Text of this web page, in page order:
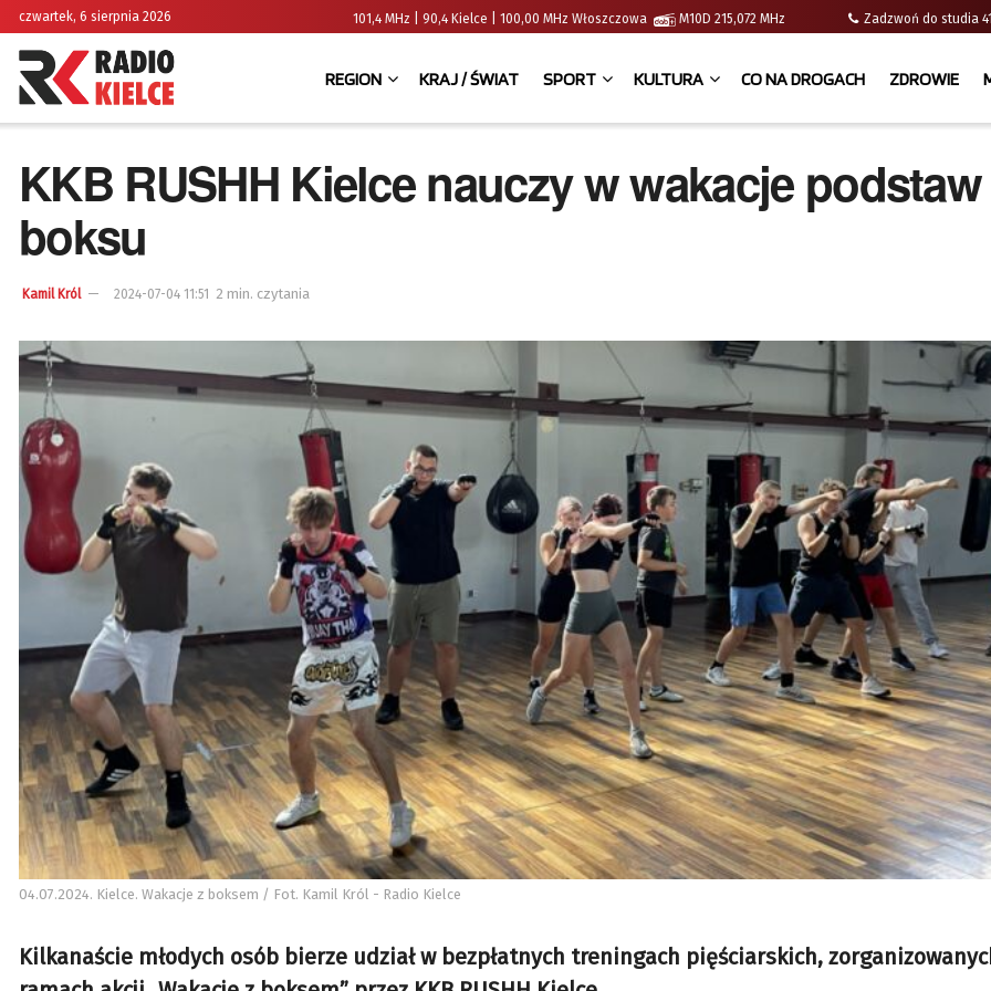
czwartek, 6 sierpnia 2026 101,4 MHz | 90,4 Kielce | 100,00 MHz Włoszczowa M10D 215,072 MHz Zadzwoń do
REGION KRAJ / ŚWIAT SPORT KULTURA CO NA DROGACH ZDROWIE
KKB RUSHH Kielce nauczy w wakacje podstaw
boksu
Kamil Król 2024-07-04 11:51 2 min. czytania
04.07.2024. Kielce. Wakacje z boksem / Fot. Kamil Król - Radio Kielce
Kilkanaście młodych osób bierze udział w bezpłatnych treningach pięściarskich,